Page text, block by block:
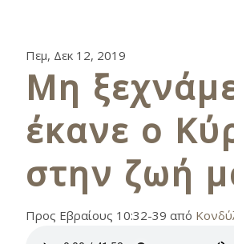
Πεμ, Δεκ 12, 2019
Μη
έκανε ο
στην ζωή
Προς Εβραίους 10:32-39 από